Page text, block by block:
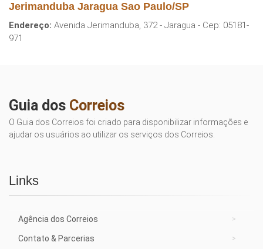
Jerimanduba Jaragua Sao Paulo/SP
Endereço: Avenida Jerimanduba, 372 - Jaragua - Cep: 05181-
971
Guia dos Correios
O Guia dos Correios foi criado para disponibilizar informações e
ajudar os usuários ao utilizar os serviços dos Correios.
Links
Agência dos Correios
Contato & Parcerias